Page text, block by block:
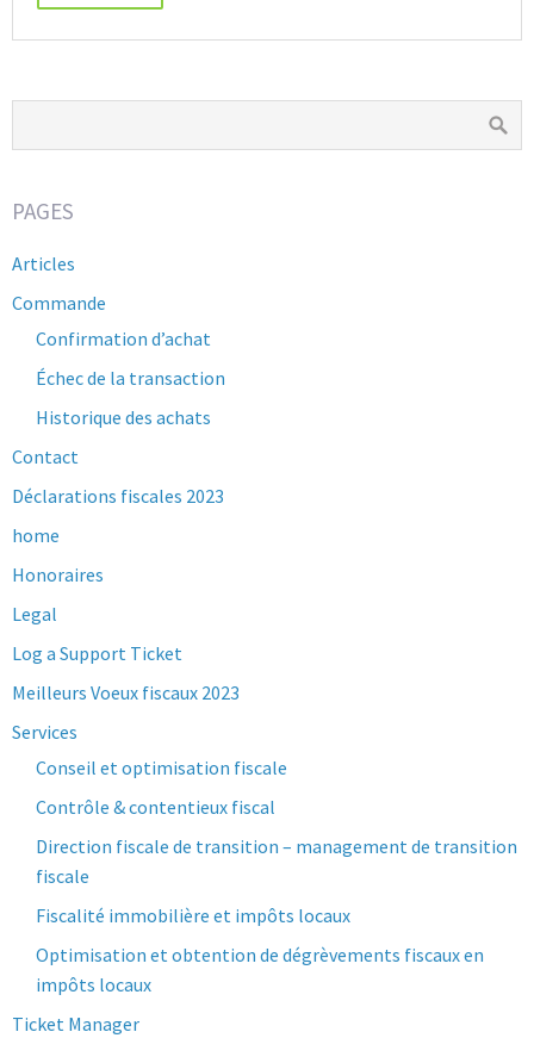
PAGES
Articles
Commande
Confirmation d’achat
Échec de la transaction
Historique des achats
Contact
Déclarations fiscales 2023
home
Honoraires
Legal
Log a Support Ticket
Meilleurs Voeux fiscaux 2023
Services
Conseil et optimisation fiscale
Contrôle & contentieux fiscal
Direction fiscale de transition – management de transition
fiscale
Fiscalité immobilière et impôts locaux
Optimisation et obtention de dégrèvements fiscaux en
impôts locaux
Ticket Manager